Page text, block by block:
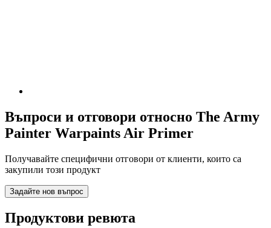
Въпроси и отговори относно The Army
Painter Warpaints Air Primer
Получавайте специфични отговори от клиенти, които са
закупили този продукт
Задайте нов въпрос
Продуктови ревюта